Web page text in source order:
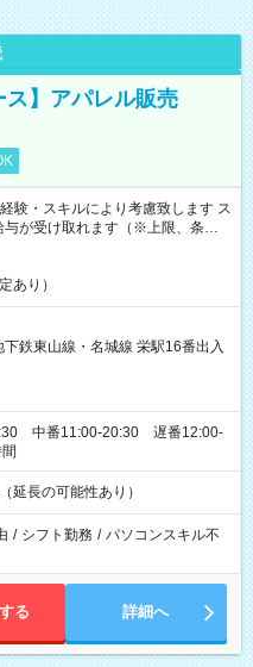
ス】アパレル販売
・スキルにより考慮致します ス
与が受け取れます（※上限、条件
あり）
鉄東山線・名城線 栄駅16番出入
延長の可能性あり）
/ シフト勤務 / パソコンスキル不
る 詳細へ